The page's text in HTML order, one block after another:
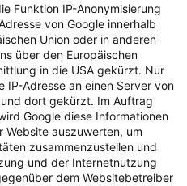
Funktion IP-Anonymisierung
von Google innerhalb
Union oder in anderen
über den Europäischen
in die USA gekürzt. Nur
IP-Adresse an einen Server von
dort gekürzt. Im Auftrag
Google diese Informationen
auszuwerten, um
zusammenzustellen und
und der Internetnutzung
dem Websitebetreiber